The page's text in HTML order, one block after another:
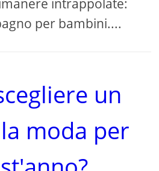
intrappolate:
per bambini....
un
moda per